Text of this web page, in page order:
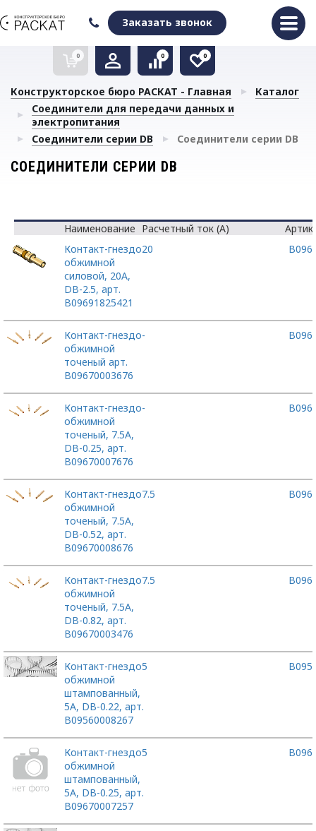
Заказать звонок
0
Очистить список сравнения
0
Очистить избранное
0
Конструкторское бюро РАСКАТ - Главная
Каталог
Соединители для передачи данных и
электропитания
Соединители серии DB
Соединители серии DB
СОЕДИНИТЕЛИ СЕРИИ DB
Наименование Расчетный ток (А)
Контакт-гнездо
обжимной
силовой, 20А,
DB-2.5, арт.
B09691825421
20
Контакт-гнездо
обжимной
точеный арт.
B09670003676
-
Контакт-гнездо
обжимной
точеный, 7.5А,
DB-0.25, арт.
B09670007676
-
Контакт-гнездо
обжимной
точеный, 7.5А,
DB-0.52, арт.
B09670008676
7.5
Контакт-гнездо
обжимной
точеный, 7.5А,
DB-0.82, арт.
B09670003476
7.5
Контакт-гнездо
обжимной
штампованный,
5А, DB-0.22, арт.
B09560008267
5
Контакт-гнездо
обжимной
штампованный,
5А, DB-0.25, арт.
B09670007257
5